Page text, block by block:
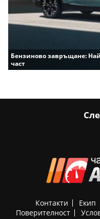
Бензиново завръщане:
част
Контакти Екип
Поверителност